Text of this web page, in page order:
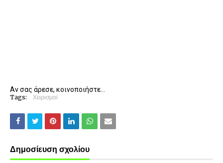
Αν σας άρεσε, κοινοποιήστε...
Tags: Χειρισμοί
Δημοσίευση σχολίου